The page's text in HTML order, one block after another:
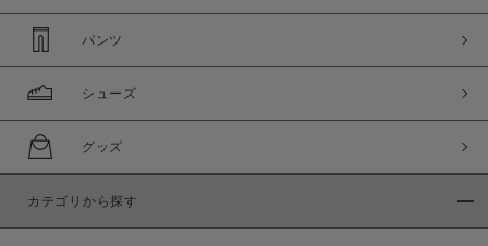
パンツ
シューズ
グッズ
カテゴリから探す